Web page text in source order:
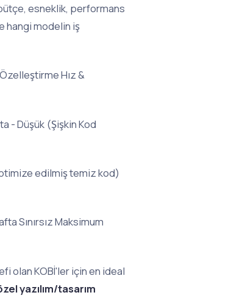
esneklik, performans
hangi modelin iş
Hız &
- Düşük (Şişkin Kod
edilmiş temiz kod)
Sınırsız Maksimum
olan KOBİ'ler için en ideal
yazılım/tasarım